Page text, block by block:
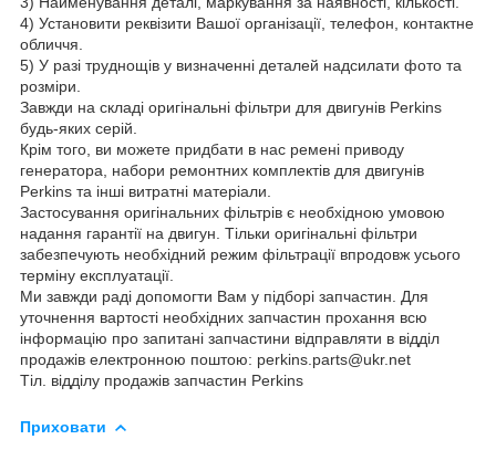
4) Установити реквізити Вашої організації, телефон, контактне
обличчя.
5) У разі труднощів у визначенні деталей надсилати фото та
розміри.
Завжди на складі оригінальні фільтри для двигунів Perkins
будь-яких серій.
Крім того, ви можете придбати в нас ремені приводу
генератора, набори ремонтних комплектів для двигунів
Perkins та інші витратні матеріали.
Застосування оригінальних фільтрів є необхідною умовою
надання гарантії на двигун. Тільки оригінальні фільтри
забезпечують необхідний режим фільтрації впродовж усього
терміну експлуатації.
Ми завжди раді допомогти Вам у підборі запчастин. Для
уточнення вартості необхідних запчастин прохання всю
інформацію про запитані запчастини відправляти в відділ
продажів електронною поштою: perkins.parts@ukr.net
Тіл. відділу продажів запчастин Perkins
Приховати